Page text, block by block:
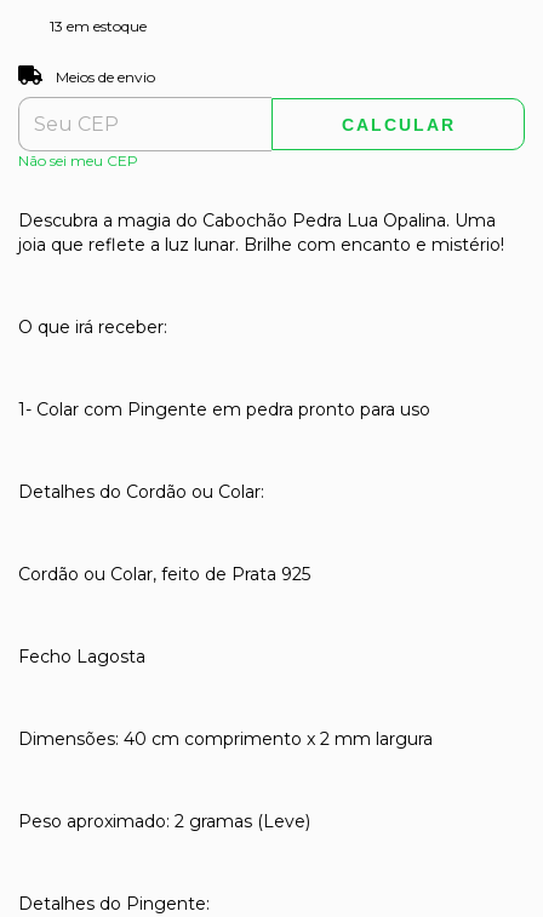
13 em estoque
Entregas para o CEP:
Meios de envio
CALCULAR
Não sei meu CEP
Descubra a magia do Cabochão Pedra Lua Opalina. Uma
joia que reflete a luz lunar. Brilhe com encanto e mistério!
O que irá receber:
1- Colar com Pingente em pedra pronto para uso
Detalhes do Cordão ou Colar:
Cordão ou Colar, feito de Prata 925
Fecho Lagosta
Dimensões: 40 cm comprimento x 2 mm largura
Peso aproximado: 2 gramas (Leve)
Detalhes do Pingente: